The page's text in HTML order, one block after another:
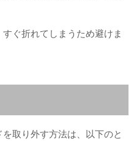
ぐ折れてしまうため避けま
取り外す方法は、以下のと